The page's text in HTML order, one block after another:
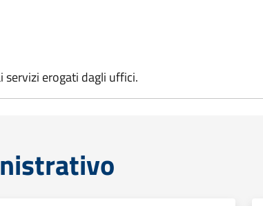
erogati dagli uffici.